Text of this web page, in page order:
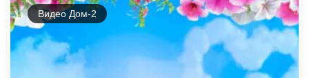
Видео Дом-2